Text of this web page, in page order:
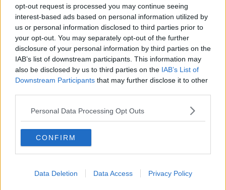
opt-out request is processed you may continue seeing
interest-based ads based on personal information utilized by
us or personal information disclosed to third parties prior to
your opt-out. You may separately opt-out of the further
disclosure of your personal information by third parties on the
IAB’s list of downstream participants. This information may
also be disclosed by us to third parties on the IAB’s List of
Downstream Participants that may further disclose it to other
Personal Data Processing Opt Outs
CONFIRM
Data Deletion Data Access Privacy Policy
La maternità
​L’uomo o l’orso?
Non hanno un amico a teatro​
​Tutta una questione di rispetto
​Cose che ci esauriscono
​Vespa che passione!
​Lasciate ai vostri figli il diritto di piangere
​Parole d’amore regalate al vento
​Essere genitori di un adolescente
​Saper pazientare
​Venerdì emozionalmente sostenibile
Contornati di persone che…
Non dare niente per scontato
Che cos’è la dipendenza affettiva?
​Nuovi arrivi!